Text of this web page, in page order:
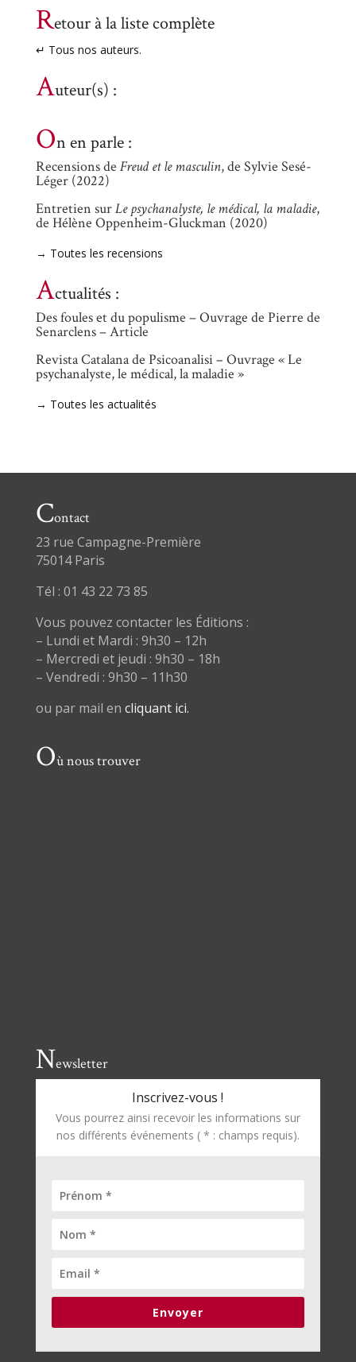
Retour à la liste complète
↵ Tous nos auteurs.
Auteur(s) :
On en parle :
Recensions de Freud et le masculin, de Sylvie Sesé-
Léger (2022)
Entretien surLe psychanalyste, le médical, la maladie,
de Hélène Oppenheim-Gluckman (2020)
→ Toutes les recensions
Actualités :
Des foules et du populisme – Ouvrage de Pierre de
Senarclens – Article
Revista Catalana de Psicoanalisi – Ouvrage « Le
psychanalyste, le médical, la maladie »
→ Toutes les actualités
Contact
23 rue Campagne-Première
75014 Paris
Tél : 01 43 22 73 85
Vous pouvez contacter les Éditions :
– Lundi et Mardi : 9h30 – 12h
– Mercredi et jeudi : 9h30 – 18h
– Vendredi : 9h30 – 11h30
ou par mail en cliquant ici.
Où nous trouver
Newsletter
Inscrivez-vous !
Vous pourrez ainsi recevoir les informations sur
nos différents événements ( * : champs requis).
Envoyer